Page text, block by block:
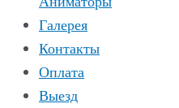
Галерея
Контакты
Оплата
Выезд